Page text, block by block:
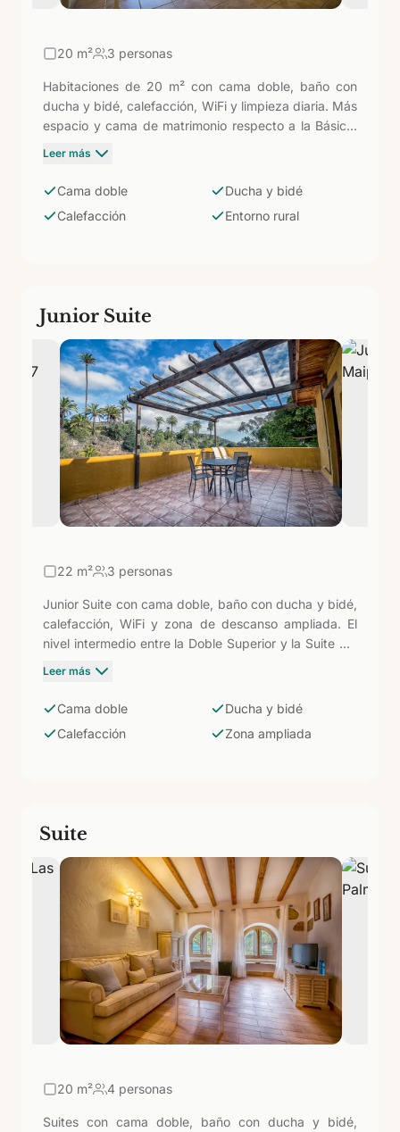
20 m² 3 personas
Habitaciones de 20 m² con cama doble, baño con
ducha y bidé, calefacción, WiFi y limpieza diaria. Más
espacio y cama de matrimonio respecto a la Básica,
en el mismo entorno rural volcánico del norte de Gran
tranquilo fuera de los circuitos turísticos del sur, a
neogótica de Arucas.
Leer más
Cama doble
Ducha y bidé
Calefacción
Entorno rural
Junior Suite
22 m² 3 personas
Junior Suite con cama doble, baño con ducha y bidé,
calefacción, WiFi y zona de descanso ampliada. El
nivel intermedio entre la Doble Superior y la Suite del
Maipez: más metros y comodidades sin pagar el
volcánica de Arucas.
Leer más
Cama doble
Ducha y bidé
Calefacción
Zona ampliada
Suite
20 m² 4 personas
Suites con cama doble, baño con ducha y bidé,